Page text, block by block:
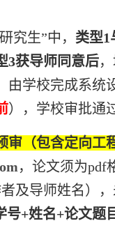
究生”中， 类型1
3获导师同意后
由学校完成系统
），学校审批通
审（包含定向工
，论文须为pdf
及导师姓名）
号+姓名+论文题